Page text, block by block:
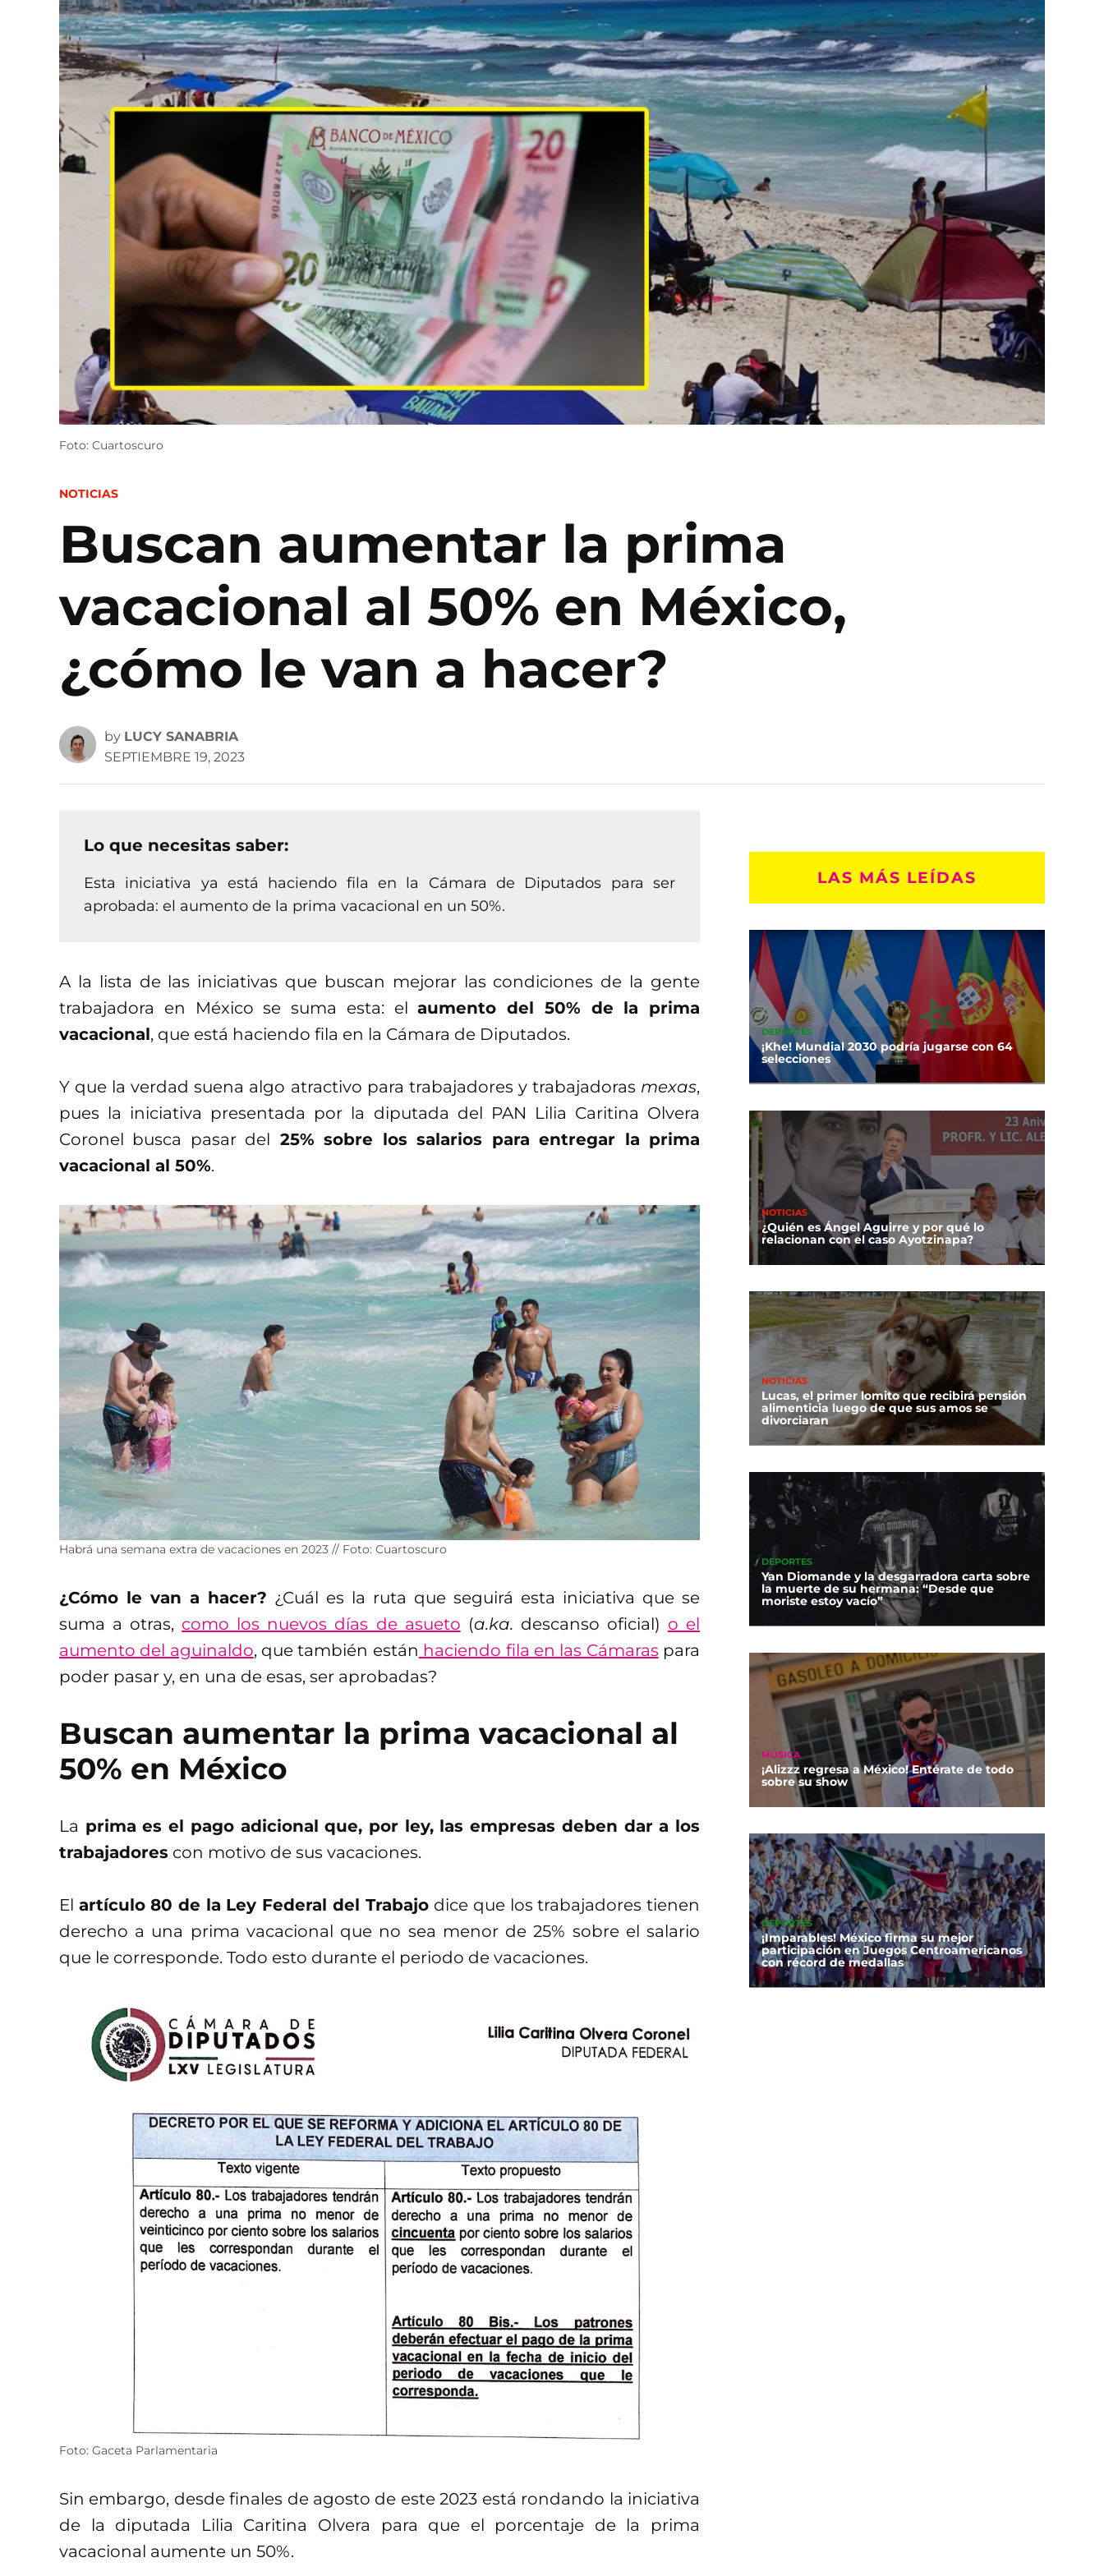
Foto: Cuartoscuro
POSTED
NOTICIAS
Buscan aumentar la prima
vacacional al 50% en México,
¿cómo le van a hacer?
by LUCY SANABRIA
SEPTIEMBRE 19, 2023
Lo que necesitas saber:
Esta iniciativa ya está haciendo fila en la Cámara de Diputados para ser
aprobada: el aumento de la prima vacacional en un 50%.
A la lista de las iniciativas que buscan mejorar las condiciones de la gente
trabajadora en México se suma esta: elaumento del 50% de la prima
vacacional, que está haciendo fila en la Cámara de Diputados.
Y que la verdad suena algo atractivo para trabajadores y trabajadoras mexas,
pues la iniciativa presentada por la diputada del PAN Lilia Caritina Olvera
Coronel busca pasar del 25% sobre los salarios para entregar la prima
vacacional al 50%.
Habrá una semana extra de vacaciones en 2023 // Foto: Cuartoscuro
¿Cómo le van a hacer? ¿Cuál es la ruta que seguirá esta iniciativa que se
suma a otras, como los nuevos días de asueto (a.ka. descanso oficial) o el
aumento del aguinaldo, que también están haciendo fila en las Cámaras para
poder pasar y, en una de esas, ser aprobadas?
Buscan aumentar la prima vacacional al
50% en México
La prima es el pago adicional que, por ley, las empresas deben dar a los
trabajadores con motivo de sus vacaciones.
El artículo 80 de la Ley Federal del Trabajo dice que los trabajadores tienen
derecho a una prima vacacional que no sea menor de 25% sobre el salario
que le corresponde. Todo esto durante el periodo de vacaciones.
Foto: Gaceta Parlamentaria
Sin embargo, desde finales de agosto de este 2023 está rondando la iniciativa
de la diputada Lilia Caritina Olvera para que el porcentaje de la prima
vacacional aumente un 50%.
LAS MÁS LEÍDAS
DEPORTES
¡Khe! Mundial 2030 podría jugarse con 64
selecciones
NOTICIAS
¿Quién es Ángel Aguirre y por qué lo
relacionan con el caso Ayotzinapa?
NOTICIAS
Lucas, el primer lomito que recibirá pensión
alimenticia luego de que sus amos se
divorciaran
DEPORTES
Yan Diomande y la desgarradora carta sobre
la muerte de su hermana: “Desde que
moriste estoy vacío”
MÚSICA
¡Alizzz regresa a México! Entérate de todo
sobre su show
DEPORTES
¡Imparables! México firma su mejor
participación en Juegos Centroamericanos
con récord de medallas